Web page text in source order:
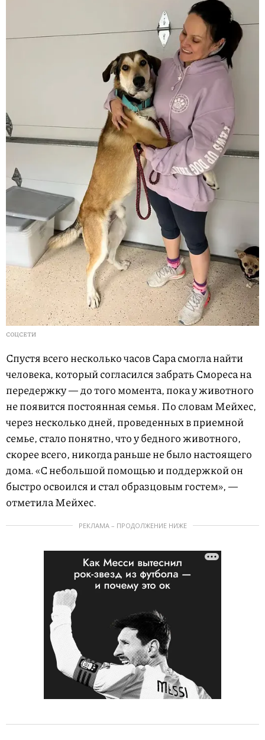
СОЦСЕТИ
Спустя всего несколько часов Сара смогла найти
человека, который согласился забрать Смореса на
передержку — до того момента, пока у животного
не появится постоянная семья. По словам Мейхес,
через несколько дней, проведенных в приемной
семье, стало понятно, что у бедного животного,
скорее всего, никогда раньше не было настоящего
дома. «С небольшой помощью и поддержкой он
быстро освоился и стал образцовым гостем», —
отметила Мейхес.
РЕКЛАМА – ПРОДОЛЖЕНИЕ НИЖЕ